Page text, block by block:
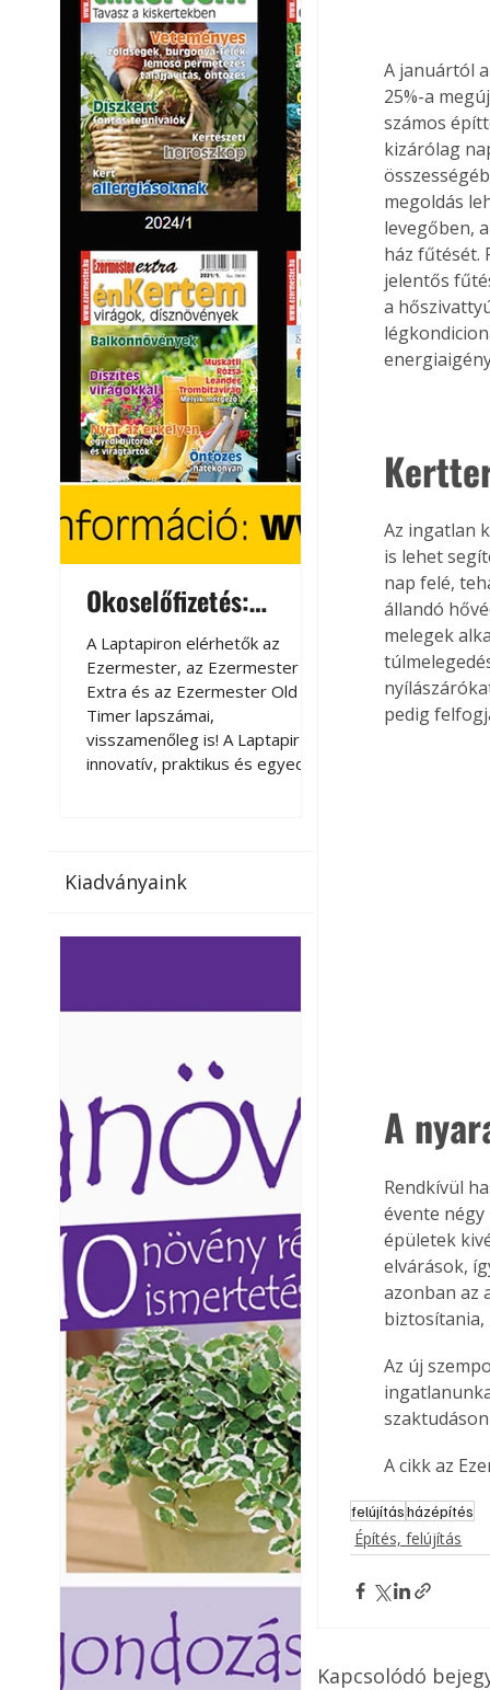
Okoselőfizetés:
Ezermester Extra
A Laptapiron elérhetők az
Ezermester, az Ezermester
Extra és az Ezermester Old
Timer lapszámai,
visszamenőleg is! A Laptapir új,
innovatív, praktikus és egyedi
az otthonában, útközben vagy
elérhetők lapszámaink. Bárhol,
Okoselőfizetés
A Laptapiron
Ezermester, az
Extra és az
Timer lapszámai,
Kiadványaink
A januártól
25%-a
számos
kizárólag
megoldás
levegőben,
ház fűtését.
jelentős
a
Az ingatlan
is lehet
nap felé,
állandó
melegek
pedig
A
Rendkívül
évente
épületek
elvárások,
azonban az
biztosítania,
Az új
A cikk az
felújításházépítés
Építés, felújítás
Kapcsolódó